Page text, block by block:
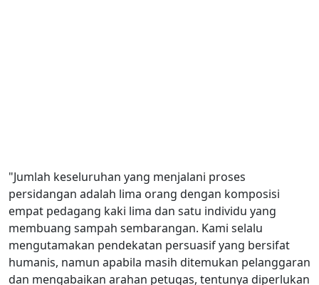
"Jumlah keseluruhan yang menjalani proses
persidangan adalah lima orang dengan komposisi
empat pedagang kaki lima dan satu individu yang
membuang sampah sembarangan. Kami selalu
mengutamakan pendekatan persuasif yang bersifat
humanis, namun apabila masih ditemukan pelanggaran
dan mengabaikan arahan petugas, tentunya diperlukan